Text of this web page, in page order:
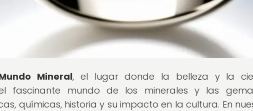
Mineral, el lugar donde la belleza y la
fascinante mundo de los minerales y las
químicas, historia y su impacto en la cultura. En